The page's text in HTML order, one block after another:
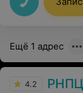
Ещё 1 адрес
4.2 РНПЦ